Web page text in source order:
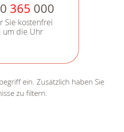
365 000
Sie kostenfrei
um die Uhr
ein. Zusätzlich haben Sie
zu filtern.